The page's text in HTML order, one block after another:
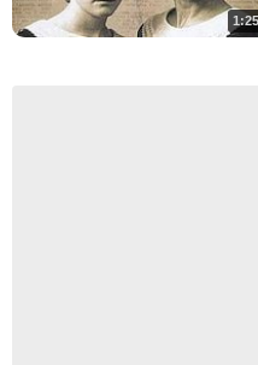
1:25